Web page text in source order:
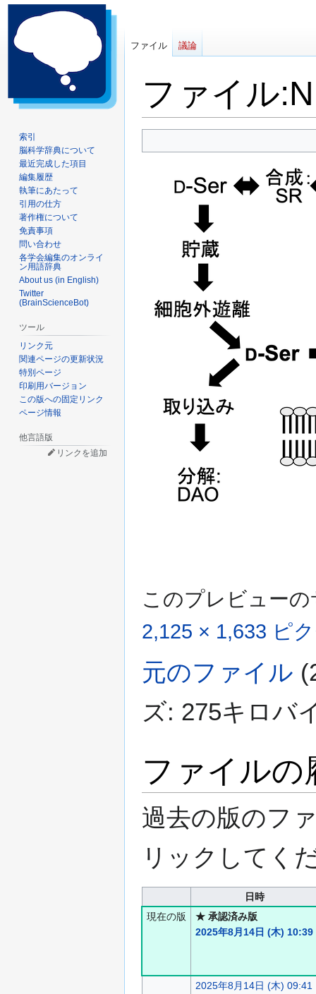
ファイル:
ビ
索
このプレビュー
2,125 × 1,633 ピ
元のファイル
ズ: 275キロバ
ファイルの
過去の版のフ
リックしてく
日時
現在の版
★ 承認済み版
2025年8月14日 (木) 10:39
2025年8月14日 (木) 09:41
ファイル 議論
索引
脳科学辞典について
最近完成した項目
編集履歴
執筆にあたって
引用の仕方
著作権について
免責事項
問い合わせ
各学会編集のオンライ
ン用語辞典
About us (in English)
Twitter
(BrainScienceBot)
ツール
リンク元
関連ページの更新状況
特別ページ
印刷用バージョン
この版への固定リンク
ページ情報
他言語版
リンクを追加